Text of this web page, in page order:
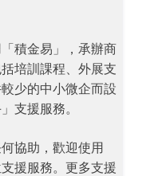
積金易」，承辦商
培訓課程、外展支
少的中小微企而設
支援服務。
協助，歡迎使用
援服務。更多支援